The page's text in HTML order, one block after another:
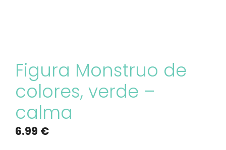
Figura Monstruo de
colores, verde –
calma
6.99 €